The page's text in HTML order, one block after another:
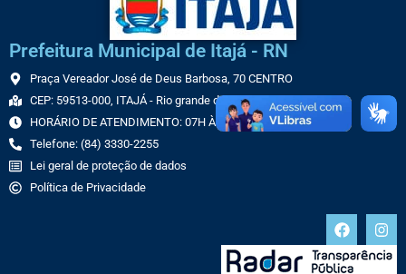
Prefeitura Municipal de Itajá - RN
Praça Vereador José de Deus Barbosa, 70 CENTRO
CEP: 59513-000, ITAJÁ - Rio grande do Norte
HORÁRIO DE ATENDIMENTO: 07H ÀS 13H
Telefone: (84) 3330-2255
Lei geral de proteção de dados
Política de Privacidade